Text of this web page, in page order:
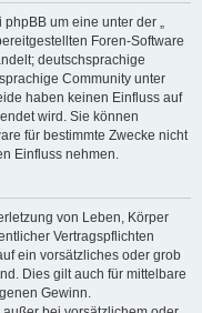
um eine unter der „
Foren-Software
deutschsprachige
Community unter
haben keinen Einfluss auf
wird. Sie können
für bestimmte Zwecke nicht
Einfluss nehmen.
von Leben, Körper
Vertragspflichten
ein vorsätzliches oder grob
Dies gilt auch für mittelbare
Gewinn.